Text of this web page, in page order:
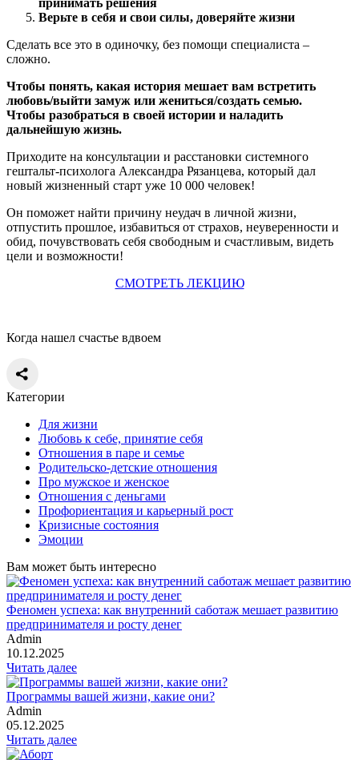
Верьте в себя и свои силы, доверяйте жизни
Сделать все это в одиночку, без помощи специалиста –
сложно.
Чтобы понять, какая история мешает вам встретить
любовь/выйти замуж или жениться/создать семью.
Чтобы разобраться в своей истории и наладить
дальнейшую жизнь.
Приходите на консультации и расстановки системного
гештальт-психолога Александра Рязанцева, который дал
новый жизненный старт уже 10 000 человек!
Он поможет найти причину неудач в личной жизни,
отпустить прошлое, избавиться от страхов, неуверенности и
обид, почувствовать себя свободным и счастливым, видеть
цели и возможности!
СМОТРЕТЬ ЛЕКЦИЮ
Когда нашел счастье вдвоем
Категории
Для жизни
Любовь к себе, принятие себя
Отношения в паре и семье
Родительско-детские отношения
Про мужское и женское
Отношения с деньгами
Профориентация и карьерный рост
Кризисные состояния
Эмоции
Вам может быть интересно
Феномен успеха: как внутренний саботаж мешает развитию
предпринимателя и росту денег
Admin
10.12.2025
Читать далее
Программы вашей жизни, какие они?
Admin
05.12.2025
Читать далее